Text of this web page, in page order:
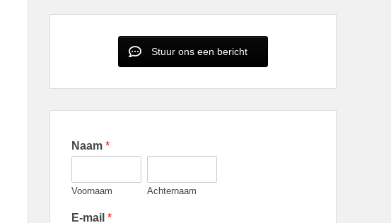
Stuur ons een bericht
Naam *
Voornaam Achternaam
E-mail *